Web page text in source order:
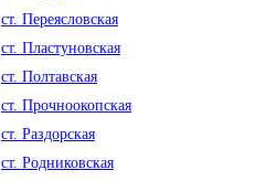
ст. Переясловская
ст. Пластуновская
ст. Полтавская
ст. Прочноокопская
ст. Раздорская
ст. Родниковская